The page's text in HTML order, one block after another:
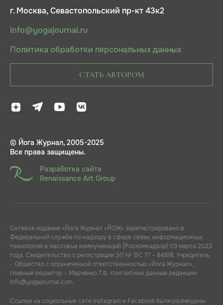
г. Москва, Севастопольский пр-кт 43к2
info@yogajournal.ru
Политика обработки персональных данных
СТАТЬ АВТОРОМ
© Йога Журнал, 2005-2025
Все права защищены.
Разработка сайта
Renaissance Art Group
Сетевое издание «Йога Журнал «ЙОЖ» зарегистрировано в
Федеральной службе по надзору в сфере связи, информационных
технологий и массовых коммуникаций (Роскомнадзор) 03 марта 2023
года. Свидетельство о регистрации ЭЛ № ФС 77 – 84818. Учредитель
- Общество с ограниченной ответственностью «Йога Журнал»,
главный редактор – Марченко Т.В. Контактные данные редакции:
info@yogajournal.com.
Ссылки на социальные сети Instagram и Facebook были размещены